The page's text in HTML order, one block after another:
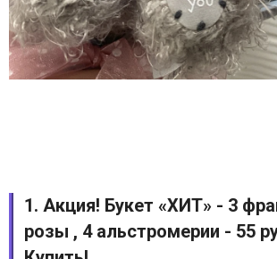
1. Акция! Букет «ХИТ» - 3
розы , 4 альстромерии - 55